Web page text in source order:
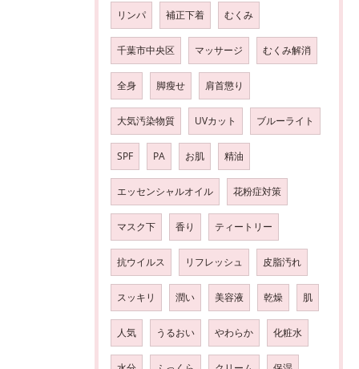
リンパ 補正下着 むくみ
千葉市中央区 マッサージ むくみ解消
全身 脚瘦せ 肩首懲り
大気汚染物質 UVカット ブルーライト
SPF PA お肌 精油
エッセンシャルオイル 花粉症対策
マスク下 香り ティートリー
抗ウイルス リフレッシュ 皮脂汚れ
スッキリ 潤い 美容液 乾燥 肌
人気 うるおい やわらか 化粧水